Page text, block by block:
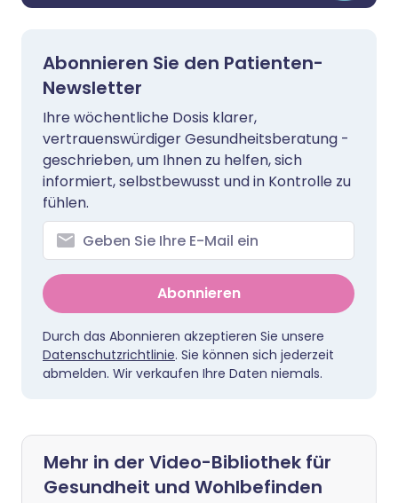
Abonnieren Sie den Patienten-
Newsletter
Ihre wöchentliche Dosis klarer,
vertrauenswürdiger Gesundheitsberatung -
geschrieben, um Ihnen zu helfen, sich
informiert, selbstbewusst und in Kontrolle zu
fühlen.
Abonnieren
Durch das Abonnieren akzeptieren Sie unsere
Datenschutzrichtlinie. Sie können sich jederzeit
abmelden. Wir verkaufen Ihre Daten niemals.
Mehr in der Video-Bibliothek für
Gesundheit und Wohlbefinden